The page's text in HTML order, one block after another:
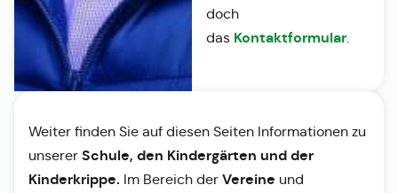
doch
das Kontaktformular.
Weiter finden Sie auf diesen Seiten Informationen zu
unserer Schule, den Kindergärten und der
Kinderkrippe. Im Bereich der Vereine und